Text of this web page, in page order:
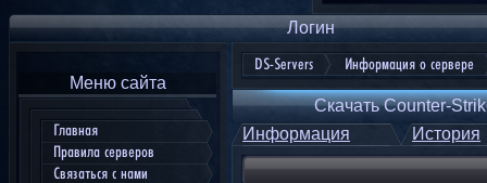
Логин
Меню сайта
Главная
Правила серверов
Связаться с нами
DS-Servers Информация о сервере
Скачать Counter-
Информация
История